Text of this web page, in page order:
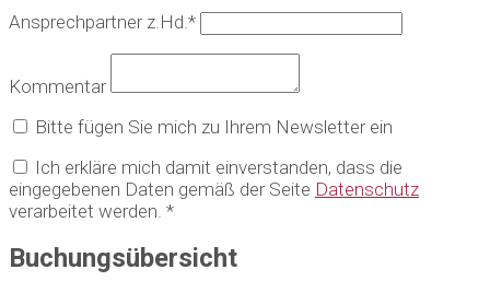
Ansprechpartner z.Hd.*
Kommentar
Bitte fügen Sie mich zu Ihrem Newsletter ein
Ich erkläre mich damit einverstanden, dass die
eingegebenen Daten gemäß der Seite Datenschutz
verarbeitet werden. *
Buchungsübersicht